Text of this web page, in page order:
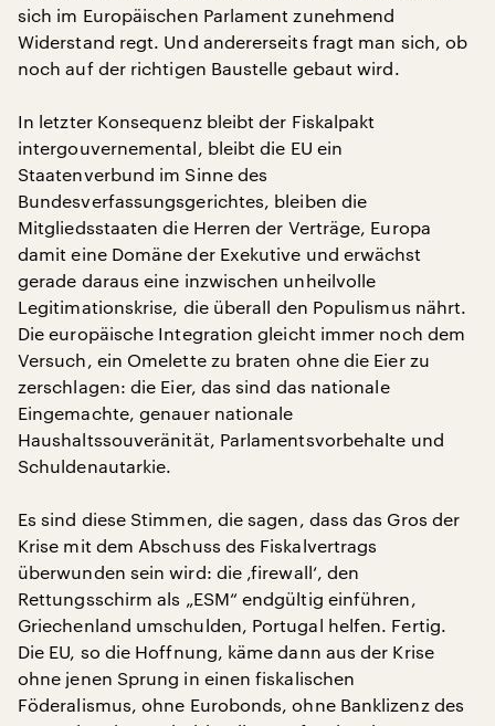
sich im Europäischen Parlament zunehmend
Widerstand regt. Und andererseits fragt man sich, ob
noch auf der richtigen Baustelle gebaut wird.
In letzter Konsequenz bleibt der Fiskalpakt
intergouvernemental, bleibt die EU ein
Staatenverbund im Sinne des
Bundesverfassungsgerichtes, bleiben die
Mitgliedsstaaten die Herren der Verträge, Europa
damit eine Domäne der Exekutive und erwächst
gerade daraus eine inzwischen unheilvolle
Legitimationskrise, die überall den Populismus nährt.
Die europäische Integration gleicht immer noch dem
Versuch, ein Omelette zu braten ohne die Eier zu
zerschlagen: die Eier, das sind das nationale
Eingemachte, genauer nationale
Haushaltssouveränität, Parlamentsvorbehalte und
Schuldenautarkie.
Es sind diese Stimmen, die sagen, dass das Gros der
Krise mit dem Abschuss des Fiskalvertrags
überwunden sein wird: die ‚firewall‘, den
Rettungsschirm als „ESM“ endgültig einführen,
Griechenland umschulden, Portugal helfen. Fertig.
Die EU, so die Hoffnung, käme dann aus der Krise
ohne jenen Sprung in einen fiskalischen
Föderalismus, ohne Eurobonds, ohne Banklizenz des